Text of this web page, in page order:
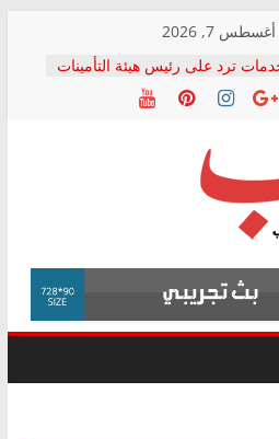
7, 2026
ترد على رئيس هيئة التأمينات
الصحفي: إنكار الأزمة لا ينهي
أصحاب المعاشات.. ونطالب بكشف
سليمان يكتب: القطاع الصحي إلى
الشعبي يطلق لجنة “الحق
بالإسكندرية لرصد الانتهاكات
لمدينة الصحفيين.. وانتهاء أعمال
المبنى الإداري
القومي لحقوق الإنسان يعلن
قضية الدكتور محمد زهران.. ويؤكد:
وضمانات المحاكمة العادلة